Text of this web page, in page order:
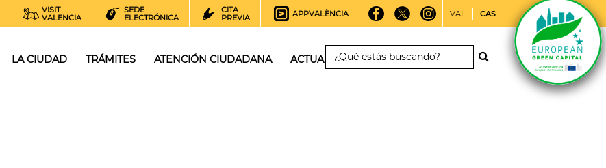
VISIT
VALENCIA
SEDE
ELECTRÓNICA
CITA
PREVIA
APPVALÈNCIA VAL CAS
LA CIUDAD TRÁMITES ATENCIÓN CIUDADANA ACTUALIDAD